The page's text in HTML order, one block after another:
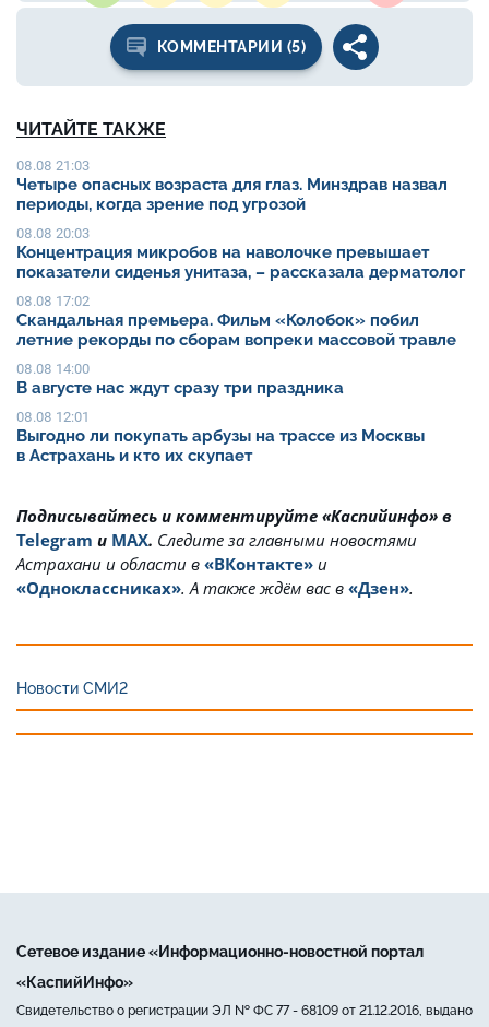
КОММЕНТАРИИ (5)
ЧИТАЙТЕ ТАКЖЕ
08.08 21:03
Четыре опасных возраста для глаз. Минздрав назвал
периоды, когда зрение под угрозой
08.08 20:03
Концентрация микробов на наволочке превышает
показатели сиденья унитаза, – рассказала дерматолог
08.08 17:02
Скандальная премьера. Фильм «Колобок» побил
летние рекорды по сборам вопреки массовой травле
08.08 14:00
В августе нас ждут сразу три праздника
08.08 12:01
Выгодно ли покупать арбузы на трассе из Москвы
в Астрахань и кто их скупает
Подписывайтесь и комментируйте «Каспийинфо» в
Telegram и MAX. Cледите за главными новостями
Астрахани и области в «ВКонтакте» и
«Одноклассниках». А также ждём вас в «Дзен».
Новости СМИ2
Сетевое издание «Информационно-новостной портал
«КаспийИнфо»
Свидетельство о регистрации ЭЛ № ФС 77 - 68109 от 21.12.2016, выдано